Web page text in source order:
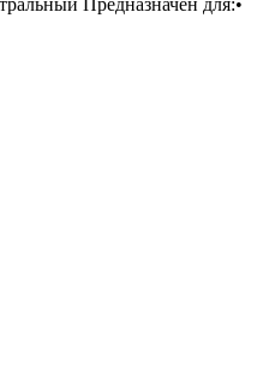
Предназначен для:•